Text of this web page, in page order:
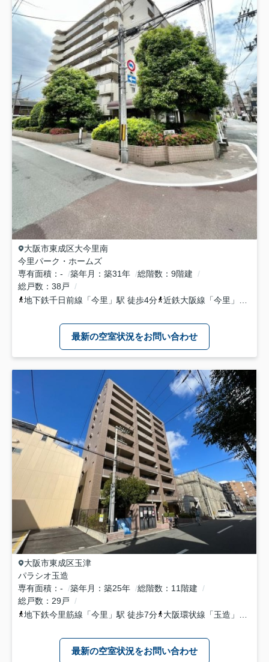
大阪市東成区大今里南
今里パーク・ホームズ
専有面積
- 築年月 築31年 総階数
9階建
総戸数
38戸
地下鉄千日前線 「今里 」駅 徒歩4分 近鉄大阪線 「今里 」駅 徒歩9分
最新の空室状況をお問い合わせ
大阪市東成区玉津
パラシオ玉造
専有面積
- 築年月 築25年 総階数
11階建
総戸数
29戸
地下鉄今里筋線 「今里 」駅 徒歩7分 大阪環状線 「玉造 」駅 徒歩8分
最新の空室状況をお問い合わせ